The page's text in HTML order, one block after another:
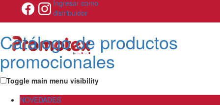
Ingresar como
distribuidor
Catálogo de productos
promocionales
Toggle main menu visibility
NOVEDADES